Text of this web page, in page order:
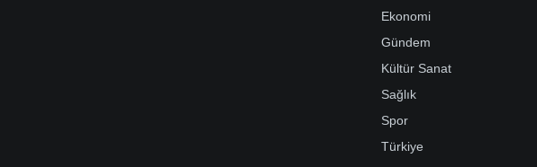
Ekonomi
Gündem
Kültür Sanat
Sağlık
Spor
Türkiye